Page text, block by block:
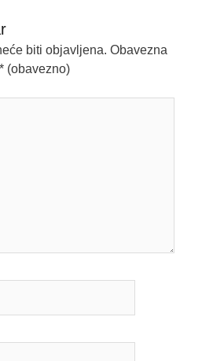
biti objavljena. Obavezna
* (obavezno)